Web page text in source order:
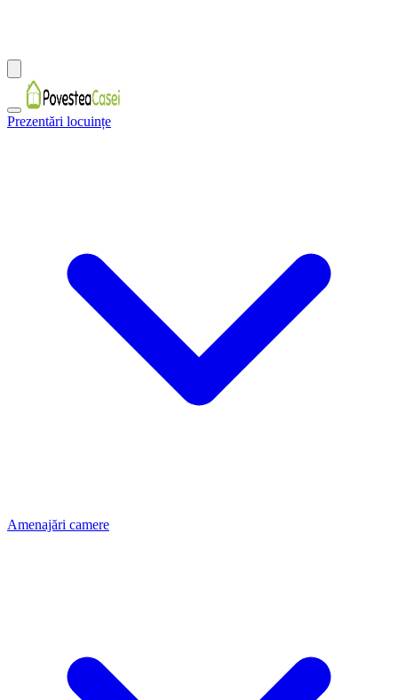
Prezentări locuințe
Amenajări camere